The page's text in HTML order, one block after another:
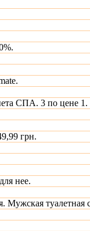
СПА. 3 по цене 1.
грн.
нее.
туалетная